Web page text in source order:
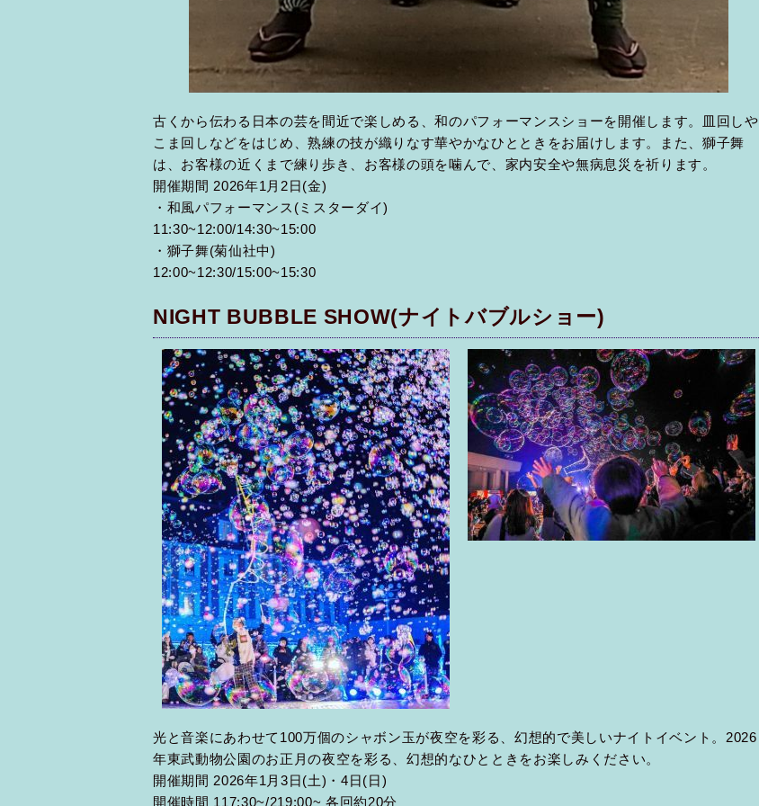
古くから伝わる日本の芸を間近で楽しめる、和のパフォーマンスショーを開催します。皿回しや
こま回しなどをはじめ、熟練の技が織りなす華やかなひとときをお届けします。また、獅子舞
は、お客様の近くまで練り歩き、お客様の頭を噛んで、家内安全や無病息災を祈ります。
開催期間 2026年1月2日(金)
・和風パフォーマンス(ミスターダイ)
11:30~12:00/14:30~15:00
・獅子舞(菊仙社中)
12:00~12:30/15:00~15:30
NIGHT BUBBLE SHOW(ナイトバブルショー)
光と音楽にあわせて100万個のシャボン玉が夜空を彩る、幻想的で美しいナイトイベント。2026
年東武動物公園のお正月の夜空を彩る、幻想的なひとときをお楽しみください。
開催期間 2026年1月3日(土)・4日(日)
開催時間 117:30~/219:00~ 各回約20分